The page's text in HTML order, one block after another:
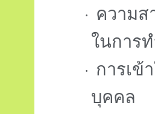
·
ความส
ในการ
·
การเข้
บุคคล